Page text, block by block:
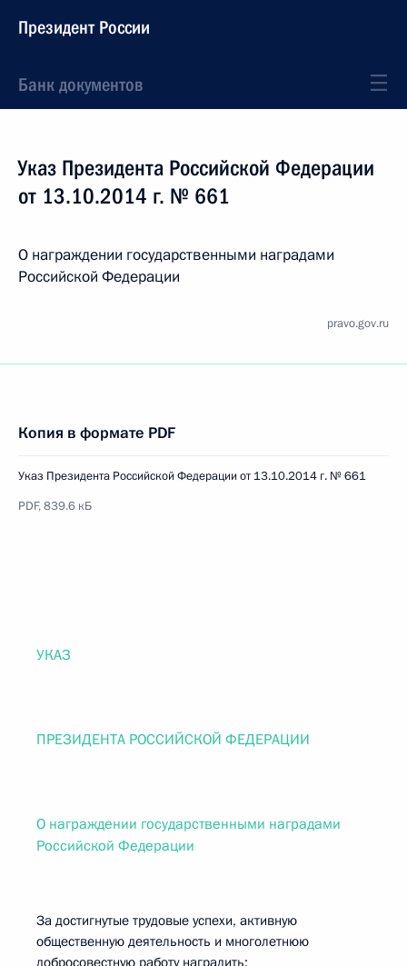
Президент России
Банк документов
Указ Президента Российской Федерации
от 13.10.2014 г. № 661
О награждении государственными наградами
Российской Федерации
pravo.gov.ru
Копия в формате PDF
Указ Президента Российской Федерации от 13.10.2014 г. № 661
PDF, 839.6 кБ
УКАЗ
ПРЕЗИДЕНТА РОССИЙСКОЙ ФЕДЕРАЦИИ
О награждении государственными наградами
Российской Федерации
За достигнутые трудовые успехи, активную
общественную деятельность и многолетнюю
добросовестную работу наградить: